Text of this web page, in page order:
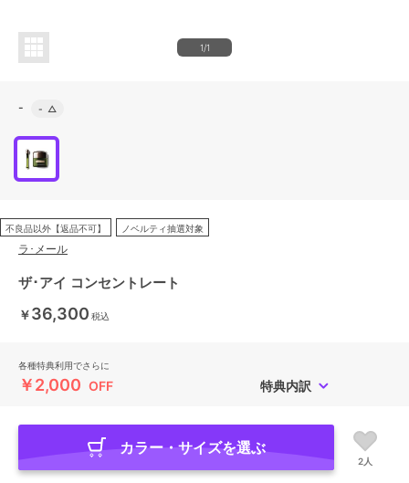
1/1
- - △
不良品以外【返品不可】 ノベルティ抽選対象
ラ･メール
ザ･アイ コンセントレート
￥36,300 税込
各種特典利用でさらに
￥2,000 OFF 特典内訳
カラー・サイズを選ぶ
2人